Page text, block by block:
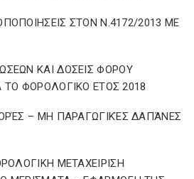
ΣΤΟΝ Ν.4172/2013 ΜΕ
ΚΑΙ ΔΟΣΕΙΣ ΦΟΡΟΥ
ΤΟ ΦΟΡΟΛΟΓΙΚΟ ΕΤΟΣ 2018
– ΜΗ ΠΑΡΑΓΩΓΙΚΈΣ ΔΑΠΆΝΕΣ
ΜΕΤΑΧΕΙΡΙΣΗ